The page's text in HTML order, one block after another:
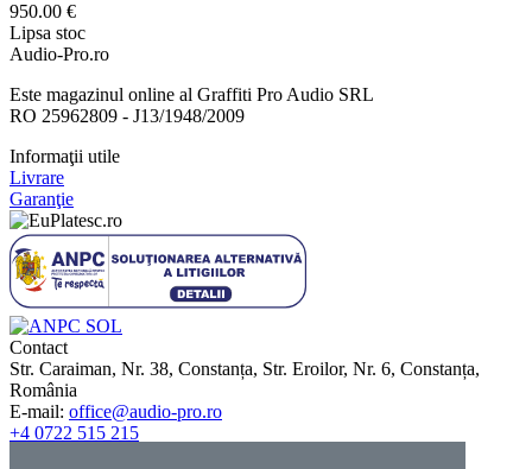
950.00 €
Lipsa stoc
Audio-Pro.ro
Este magazinul online al Graffiti Pro Audio SRL
RO 25962809 - J13/1948/2009
Informaţii utile
Livrare
Garanţie
Contact
Str. Caraiman, Nr. 38, Constanța, Str. Eroilor, Nr. 6, Constanța,
România
E-mail: office@audio-pro.ro
+4 0722 515 215